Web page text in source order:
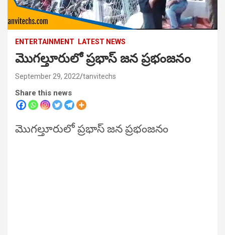
ENTERTAINMENT LATEST NEWS
మొగల్తూరులో ప్రభాస్ జన ప్రభంజనం
September 29, 2022 tanvitechs
Share this news
మొగల్తూరులో ప్రభాస్ జన ప్రభంజనం